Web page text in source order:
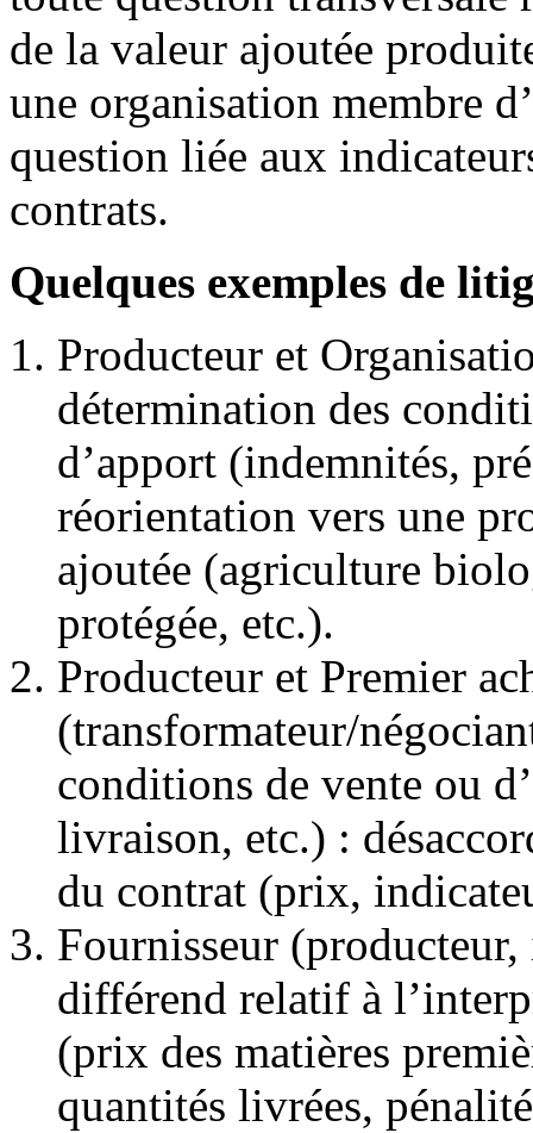
de la valeur ajoutée
une organisation membre
question liée aux
contrats.
Quelques exemples de
Producteur et
détermination des
d’apport (indemnités,
réorientation vers une
ajoutée (agriculture
protégée, etc.).
Producteur et Premier
(transformateur/
conditions de vente ou
livraison, etc.) :
du contrat (prix,
Fournisseur
différend relatif à
(prix des matières
quantités livrées,